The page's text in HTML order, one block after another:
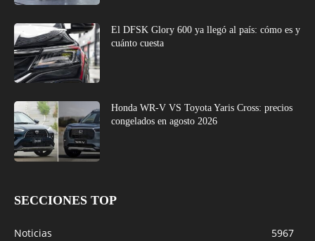
El DFSK Glory 600 ya llegó al país: cómo es y
cuánto cuesta
Honda WR-V VS Toyota Yaris Cross: precios
congelados en agosto 2026
SECCIONES TOP
Noticias
5967